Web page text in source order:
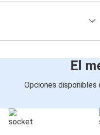
El
Opciones disponibles